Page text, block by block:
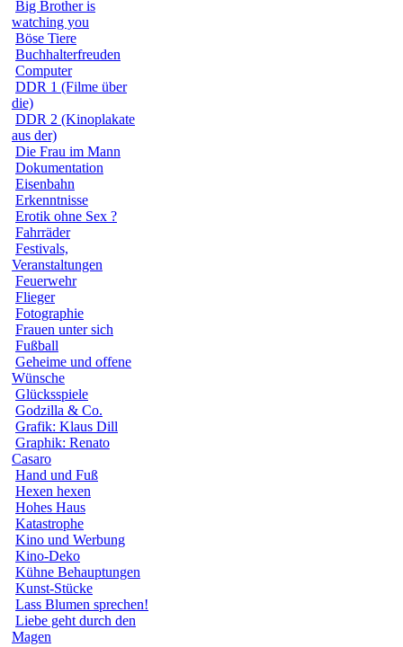
Big Brother is
watching you
Böse Tiere
Buchhalterfreuden
Computer
DDR 1 (Filme über
die)
DDR 2 (Kinoplakate
aus der)
Die Frau im Mann
Dokumentation
Eisenbahn
Erkenntnisse
Erotik ohne Sex ?
Fahrräder
Festivals,
Veranstaltungen
Feuerwehr
Flieger
Fotographie
Frauen unter sich
Fußball
Geheime und offene
Wünsche
Glücksspiele
Godzilla & Co.
Grafik: Klaus Dill
Graphik: Renato
Casaro
Hand und Fuß
Hexen hexen
Hohes Haus
Katastrophe
Kino und Werbung
Kino-Deko
Kühne Behauptungen
Kunst-Stücke
Lass Blumen sprechen!
Liebe geht durch den
Magen